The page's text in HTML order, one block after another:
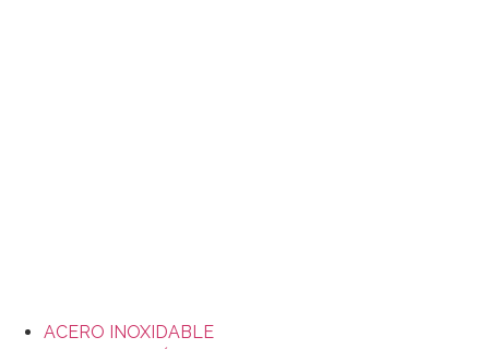
ACERO INOXIDABLE